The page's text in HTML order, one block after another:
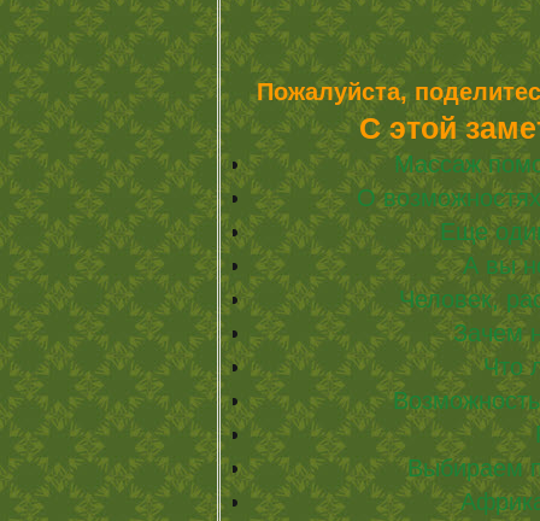
Пожалуйста,
С этой
Массаж
О
Еще
А вы
Человек,
Зачем
Что
Выбираем